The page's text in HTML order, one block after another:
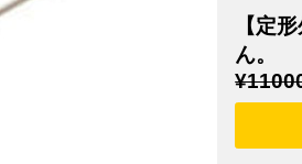
【定
ん。